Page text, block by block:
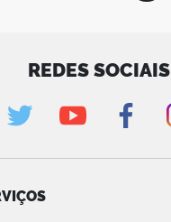
REDES SOCIAIS